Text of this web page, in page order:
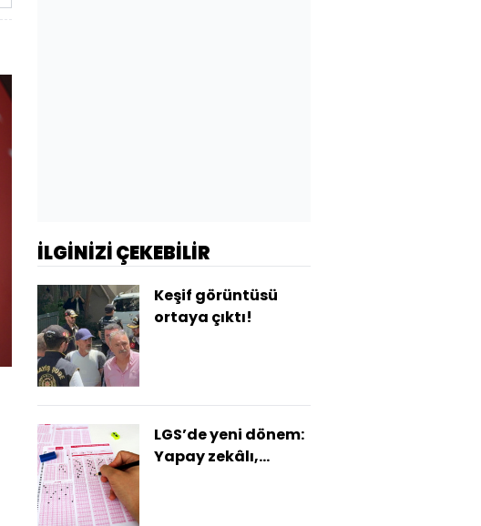
İLGİNİZİ ÇEKEBİLİR
Keşif görüntüsü
ortaya çıktı!
LGS’de yeni dönem:
Yapay zekâlı,